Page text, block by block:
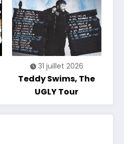
31 juillet 2026
Teddy Swims, The
UGLY Tour